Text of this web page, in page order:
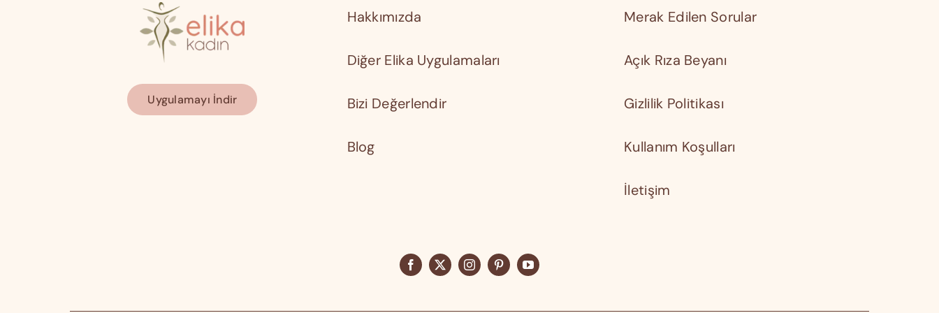
Uygulamayı İndir
Hakkımızda
Diğer Elika Uygulamaları
Bizi Değerlendir
Blog
Merak Edilen Sorular
Açık Rıza Beyanı
Gizlilik Politikası
Kullanım Koşulları
İletişim